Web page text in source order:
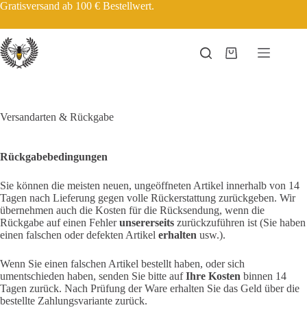
Zum
springen
Gratisversand ab 100 € Bestellwert.
Warenkorb
Versandarten & Rückgabe
Rückgabebedingungen
Sie können die meisten neuen, ungeöffneten Artikel innerhalb von 14
Tagen nach Lieferung gegen volle Rückerstattung zurückgeben. Wir
übernehmen auch die Kosten für die Rücksendung, wenn die
Rückgabe auf einen Fehlerunsererseits zurückzuführen ist (Sie haben
einen falschen oder defekten Artikel erhalten usw.).
Wenn Sie einen falschen Artikel bestellt haben, oder sich
umentschieden haben, senden Sie bitte aufIhre Kosten binnen 14
Tagen zurück. Nach Prüfung der Ware erhalten Sie das Geld über die
bestellte Zahlungsvariante zurück.